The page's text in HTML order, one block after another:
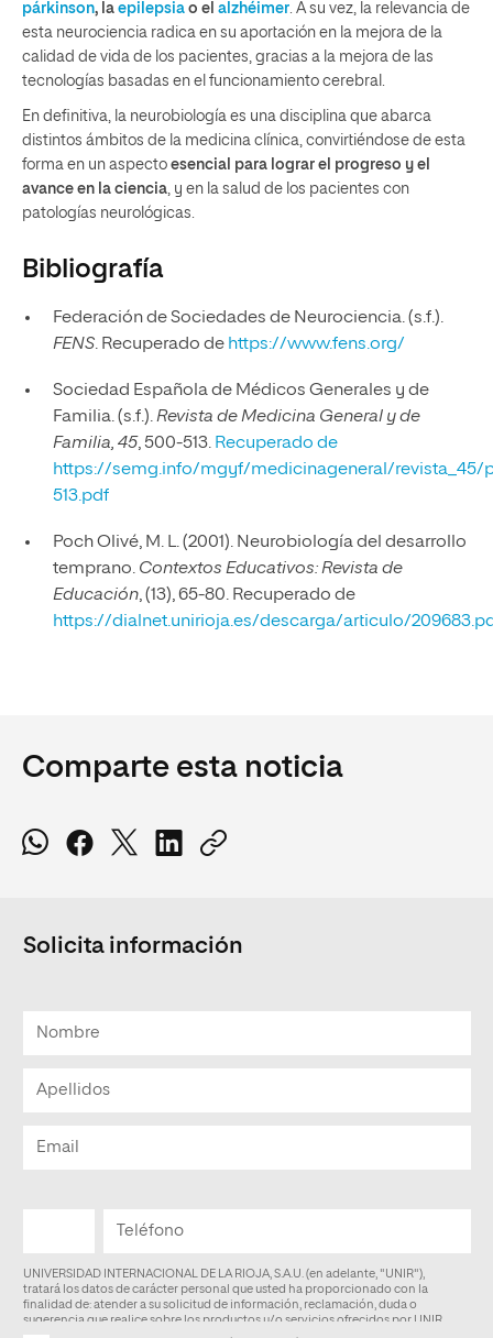
párkinson, la epilepsia o el alzhéimer. A su vez, la relevancia de
esta neurociencia radica en su aportación en la mejora de la
calidad de vida de los pacientes, gracias a la mejora de las
tecnologías basadas en el funcionamiento cerebral.
En definitiva, la neurobiología es una disciplina que abarca
distintos ámbitos de la medicina clínica, convirtiéndose de esta
forma en un aspecto esencial para lograr el progreso y el
avance en la ciencia, y en la salud de los pacientes con
patologías neurológicas.
Bibliografía
Federación de Sociedades de Neurociencia. (s.f.).
FENS. Recuperado de https://www.fens.org/
Sociedad Española de Médicos Generales y de
Familia. (s.f.).Revista de Medicina General y de
Familia, 45, 500-513.Recuperado de
https://semg.info/mgyf/medicinageneral/revista_45/
513.pdf
Poch Olivé, M. L. (2001). Neurobiología del desarrollo
temprano. Contextos Educativos: Revista de
Educación, (13), 65-80. Recuperado de
https://dialnet.unirioja.es/descarga/articulo/
Comparte esta noticia
Solicita información